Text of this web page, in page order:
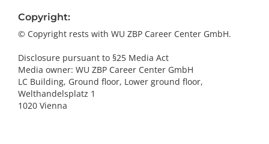
Copyright:
© Copyright rests with WU ZBP Career Center GmbH.
Disclosure pursuant to §25 Media Act
Media owner: WU ZBP Career Center GmbH
LC Building, Ground floor, Lower ground floor,
Welthandelsplatz 1
1020 Vienna